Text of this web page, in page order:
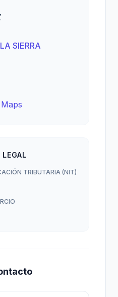
SIERRA
LEGAL
TRIBUTARIA (NIT)